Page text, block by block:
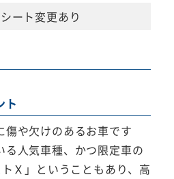
シート変更あり
ト
傷や欠けのあるお車です
る人気車種、かつ限定車の
トＸ」ということもあり、高